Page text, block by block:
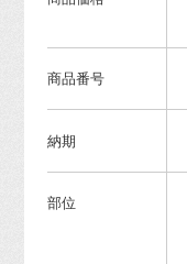
商品番号
納期
部位